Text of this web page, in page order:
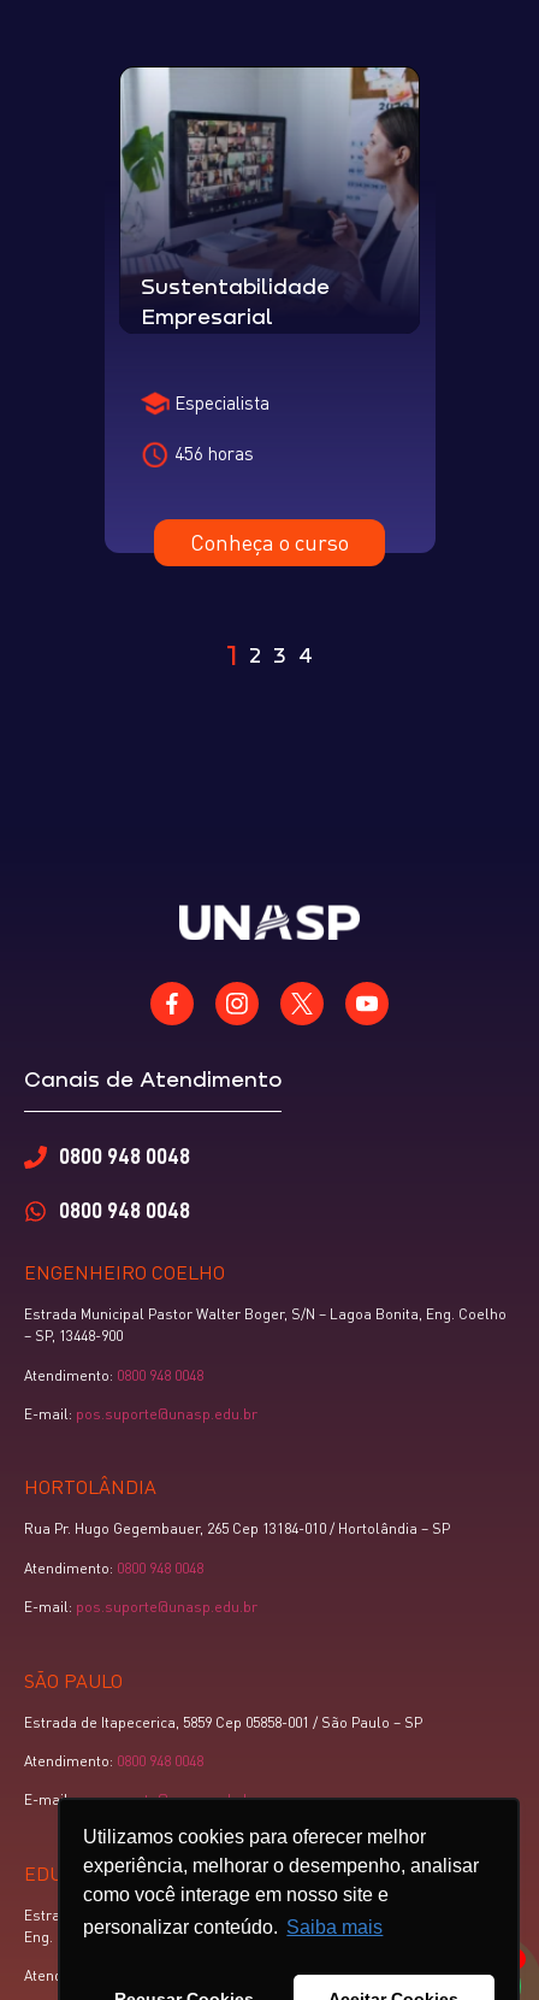
Utilizamos cookies para oferecer melhor
experiência, melhorar o desempenho, analisar
como você interage em nosso site e
personalizar conteúdo. Saiba mais
Sustentabilidade
Empresarial
Especialista
456 horas
Conheça o curso
1 2 3 4
ENGENHEIRO COELHO
Estrada Municipal Pastor Walter Boger, S/N – Lagoa Bonita, Eng. Coelho
– SP, 13448-900
Atendimento: 0800 948 0048
E-mail: pos.suporte@unasp.edu.br
HORTOLÂNDIA
Rua Pr. Hugo Gegembauer, 265 Cep 13184-010 / Hortolândia – SP
Atendimento: 0800 948 0048
E-mail: pos.suporte@unasp.edu.br
SÃO PAULO
Estrada de Itapecerica, 5859 Cep 05858-001 / São Paulo – SP
Atendimento: 0800 948 0048
E-mail:pos.suporte@unasp.edu.br
EDUCAÇÃO A DISTÂNCIA
Estrada Mun. Pr. Walter Boger, km 3,5 Cep 13448-900 – Caixa postal 88 /
Eng. Coelho – SP
Atendimento:
Canais de Atendimento
0800 948 0048
0800 948 0048